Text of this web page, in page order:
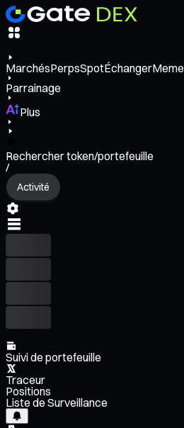
MarchésPerpsSpotÉchangerMeme
Parrainage
Plus
Rechercher token/portefeuille
/
Activité
Suivi de portefeuille
Traceur
Positions
Liste de Surveillance